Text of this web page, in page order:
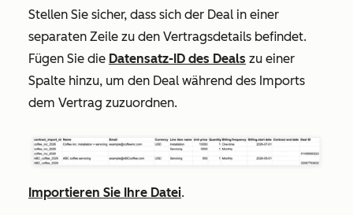
Stellen Sie sicher, dass sich der Deal in einer
separaten Zeile zu den Vertragsdetails befindet.
Fügen Sie die Datensatz-ID des Deals zu einer
Spalte hinzu, um den Deal während des Imports
dem Vertrag zuzuordnen.
Importieren Sie Ihre Datei.